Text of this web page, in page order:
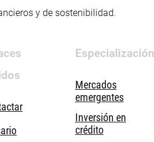
y de sostenibilidad.
Especialización
Mercados
emergentes
Inversión en
crédito